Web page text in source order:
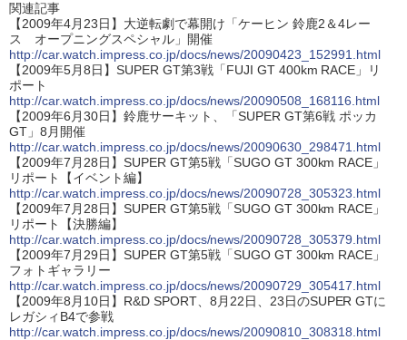
関連記事
【2009年4月23日】大逆転劇で幕開け「ケーヒン 鈴鹿2＆4レー
ス オープニングスペシャル」開催
http://car.watch.impress.co.jp/docs/news/20090423_152991.html
【2009年5月8日】SUPER GT第3戦「FUJI GT 400km RACE」リ
ポート
http://car.watch.impress.co.jp/docs/news/20090508_168116.html
【2009年6月30日】鈴鹿サーキット、「SUPER GT第6戦 ポッカ
GT」8月開催
http://car.watch.impress.co.jp/docs/news/20090630_298471.html
【2009年7月28日】SUPER GT第5戦「SUGO GT 300km RACE」
リポート【イベント編】
http://car.watch.impress.co.jp/docs/news/20090728_305323.html
【2009年7月28日】SUPER GT第5戦「SUGO GT 300km RACE」
リポート【決勝編】
http://car.watch.impress.co.jp/docs/news/20090728_305379.html
【2009年7月29日】SUPER GT第5戦「SUGO GT 300km RACE」
フォトギャラリー
http://car.watch.impress.co.jp/docs/news/20090729_305417.html
【2009年8月10日】R&D SPORT、8月22日、23日のSUPER GTに
レガシィB4で参戦
http://car.watch.impress.co.jp/docs/news/20090810_308318.html